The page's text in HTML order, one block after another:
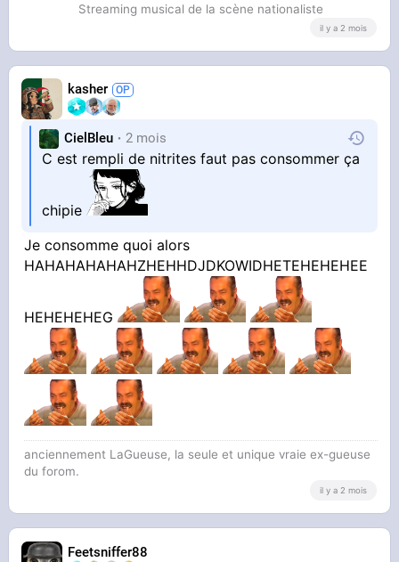
Streaming musical de la scène nationaliste
il y a 2 mois
kasher
CielBleu 2 mois
C est rempli de nitrites faut pas consommer ça
chipie
Je consomme quoi alors
HAHAHAHAHAHZHEHHDJDKOWIDHETEHEHEHEE
HEHEHEHEG
anciennement LaGueuse, la seule et unique vraie ex-gueuse
du forom.
il y a 2 mois
Feetsniffer88